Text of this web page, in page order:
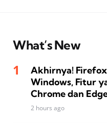
What’s New
Akhirnya!
Windows, Fitur
Chrome dan
2 hours ago